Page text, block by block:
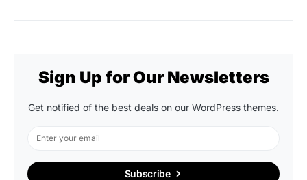
Sign Up for Our Newsletters
Get notified of the best deals on our WordPress themes.
Subscribe